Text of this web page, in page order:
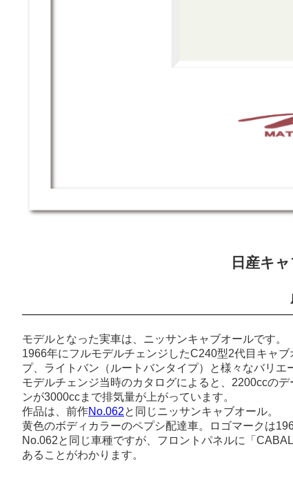
日産キ
モデルとなった実車は、ニッサンキャブオールです。
1966年にフルモデルチェンジしたC240型2代目キャ
プ、ライトバン（ルートバンタイプ）と様々なバリエ
モデルチェンジ当時のカタログによると、2200ccの
ンが3000ccまで排気量が上がっています。
作品は、前作No.062と同じニッサンキャブオール。
黄色のボディカラーのペプシ配達車。ロゴマークは
No.062と同じ車種ですが、フロントパネルに「
あることがわかります。